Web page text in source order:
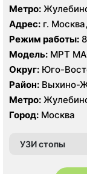
Метро:
проспект
Адрес: г.
Режим работы:
Модель: МРТ
Округ: Юго-
Район: Выхино-
Метро:
проспект
Город: Москва
УЗИ стопы